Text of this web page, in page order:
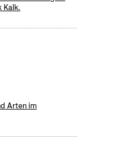
Kalk.
Arten im